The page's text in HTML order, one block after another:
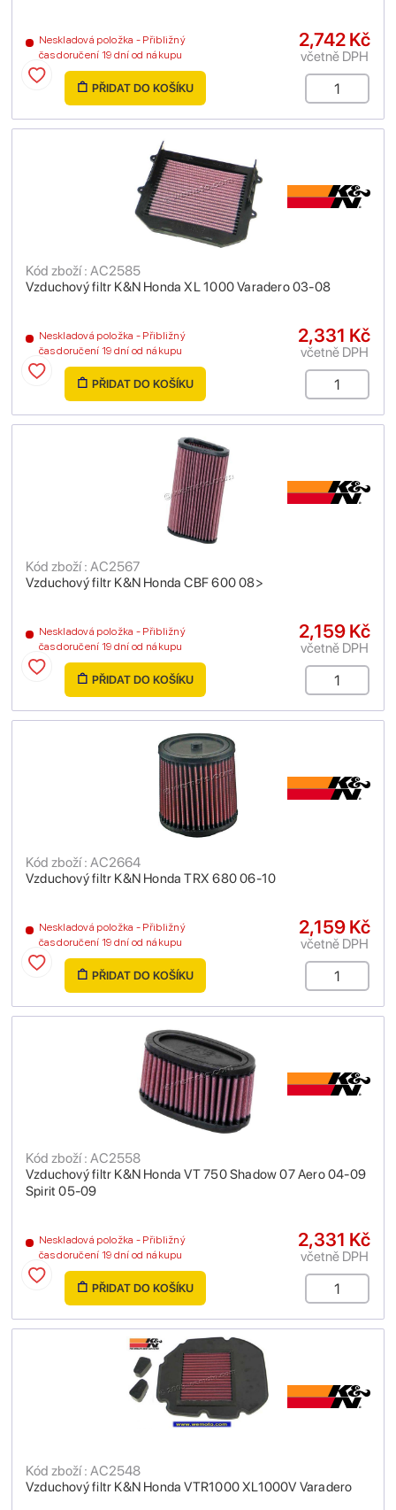
Neskladová položka - Přibližný
čas doručení 19 dní od nákupu
2,742 Kč
včetně DPH
PŘIDAT DO KOŠÍKU
Vzduchový filtr K&N Honda XL 1000 Varadero 03-08
Kód zboží : AC2585
Neskladová položka - Přibližný
čas doručení 19 dní od nákupu
2,331 Kč
včetně DPH
PŘIDAT DO KOŠÍKU
Vzduchový filtr K&N Honda CBF 600 08>
Kód zboží : AC2567
Neskladová položka - Přibližný
čas doručení 19 dní od nákupu
2,159 Kč
včetně DPH
PŘIDAT DO KOŠÍKU
Vzduchový filtr K&N Honda TRX 680 06-10
Kód zboží : AC2664
Neskladová položka - Přibližný
čas doručení 19 dní od nákupu
2,159 Kč
včetně DPH
PŘIDAT DO KOŠÍKU
Vzduchový filtr K&N Honda VT 750 Shadow 07 Aero 04-09
Spirit 05-09
Kód zboží : AC2558
Neskladová položka - Přibližný
čas doručení 19 dní od nákupu
2,331 Kč
včetně DPH
PŘIDAT DO KOŠÍKU
Vzduchový filtr K&N Honda VTR1000 XL1000V Varadero
Kód zboží : AC2548